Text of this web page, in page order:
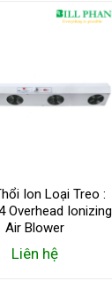
Ion Loại Treo :
Overhead Ionizing
Air Blower
Liên hệ